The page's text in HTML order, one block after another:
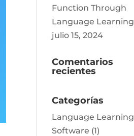
Function Through
Language Learning
julio 15, 2024
Comentarios
recientes
Categorías
Language Learning
Software (1)